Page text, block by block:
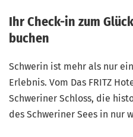
Ihr Check-in zum
buchen
Schwerin ist mehr als nur
Erlebnis. Vom Das FRITZ
Schweriner Schloss, die
des Schweriner Sees in nur